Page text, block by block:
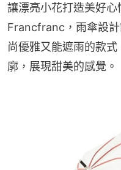
讓漂亮小花打造美好
Francfranc，雨傘設
尚優雅又能遮雨的款
廓，展現甜美的感覺。